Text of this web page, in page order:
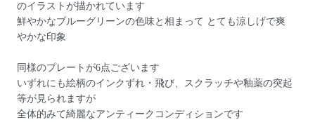
のイラストが描かれています
鮮やかなブルーグリーンの色味と相まって とても涼しげで爽
やかな印象
同様のプレートが6点ございます
いずれにも絵柄のインクずれ・飛び、スクラッチや釉薬の突起
等が見られますが
全体的みて綺麗なアンティークコンディションです